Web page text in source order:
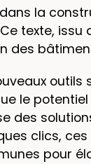
la
texte,
des
le
des
clics,
pour